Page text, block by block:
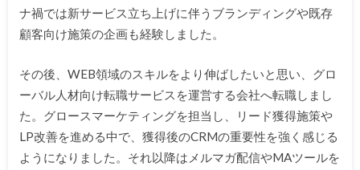
ナ禍では新サービス立ち上げに伴うブランディングや既存
顧客向け施策の企画も経験しました。
その後、WEB領域のスキルをより伸ばしたいと思い、グロ
ーバル人材向け転職サービスを運営する会社へ転職しまし
た。グロースマーケティングを担当し、リード獲得施策や
LP改善を進める中で、獲得後のCRMの重要性を強く感じる
ようになりました。それ以降はメルマガ配信やMAツールを